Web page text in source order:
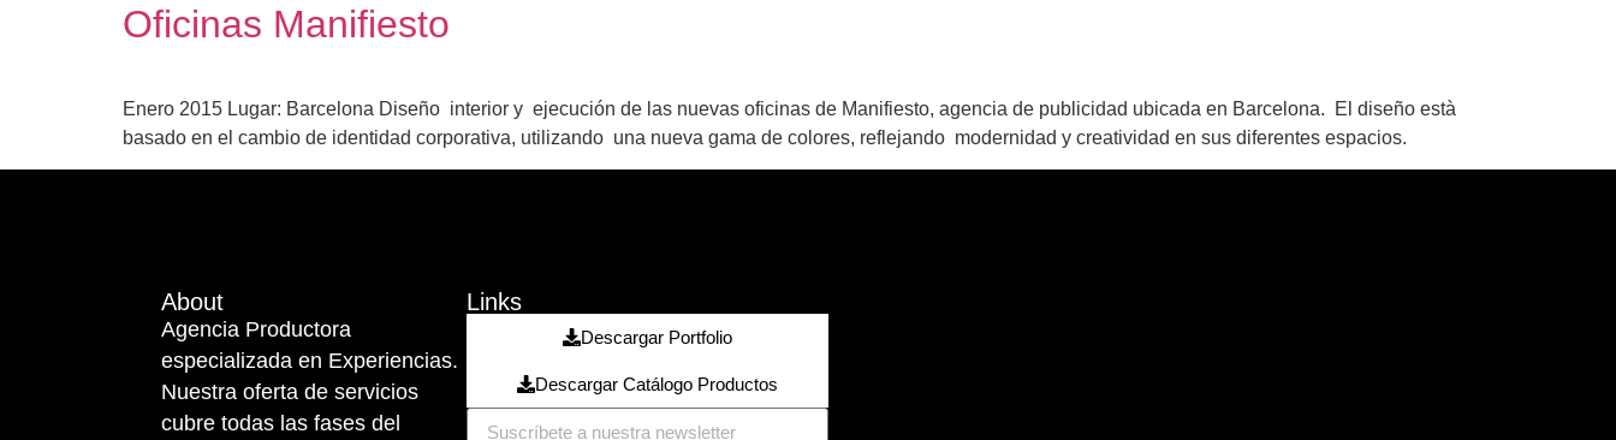
Oficinas Manifiesto
Enero 2015 Lugar: Barcelona Diseño interior y ejecución de las nuevas oficinas de Manifiesto, agencia de publicidad ubicada en Barcelona. El diseño està
basado en el cambio de identidad corporativa, utilizando una nueva gama de colores, reflejando modernidad y creatividad en sus diferentes espacios.
About
Agencia Productora
especializada en Experiencias.
Nuestra oferta de servicios
cubre todas las fases del
Links
Descargar Portfolio
Descargar Catálogo Productos